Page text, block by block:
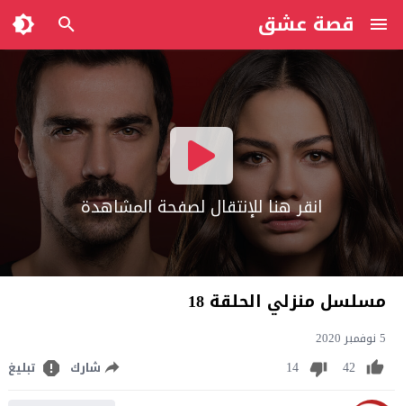
قصة عشق
انقر هنا للإنتقال لصفحة المشاهدة
مسلسل منزلي الحلقة 18
5 نوفمبر 2020
42
14 شارك تبليغ